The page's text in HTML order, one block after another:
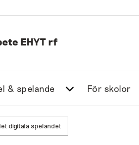
EHYT rf
& spelande För skolor
digitala spelandet